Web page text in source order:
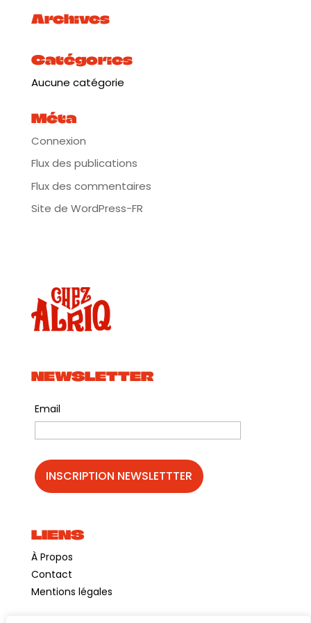
Archives
Catégories
Aucune catégorie
Méta
Connexion
Flux des publications
Flux des commentaires
Site de WordPress-FR
NEWSLETTER
Email
LIENS
À Propos
Contact
Mentions légales